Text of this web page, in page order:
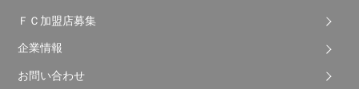
ＦＣ加盟店募集
企業情報
お問い合わせ